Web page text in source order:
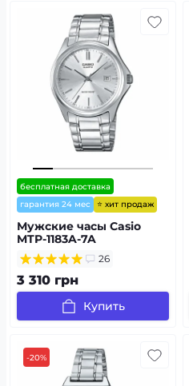
бесплатная доставка
гарантия 24 мес
⭐ хит продаж
Мужские часы Casio
MTP-1183A-7A
26
3 310 грн
Купить
-20%